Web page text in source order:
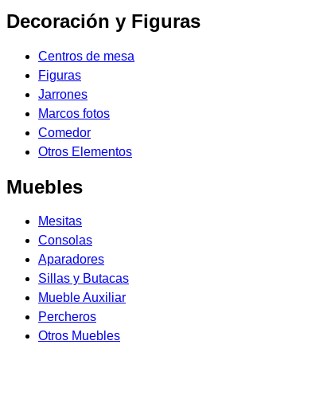
Decoración y Figuras
Centros de mesa
Figuras
Jarrones
Marcos fotos
Comedor
Otros Elementos
Muebles
Mesitas
Consolas
Aparadores
Sillas y Butacas
Mueble Auxiliar
Percheros
Otros Muebles